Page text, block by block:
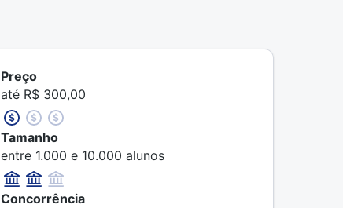
Preço
até R$ 300,00
Tamanho
entre 1.000 e 10.000 alunos
Concorrência